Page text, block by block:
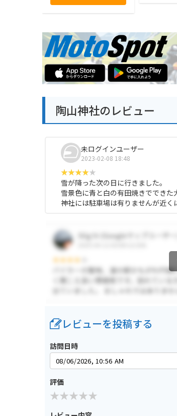
陶山神社のレビュー
未ログインユーザー
2023-02-08 18:48
雪が降った次の日に行きました。
雪景色に青と白の有田焼きでできた
神社には駐車場は有りませんが近く
レビューを投稿する
訪問日時
評価